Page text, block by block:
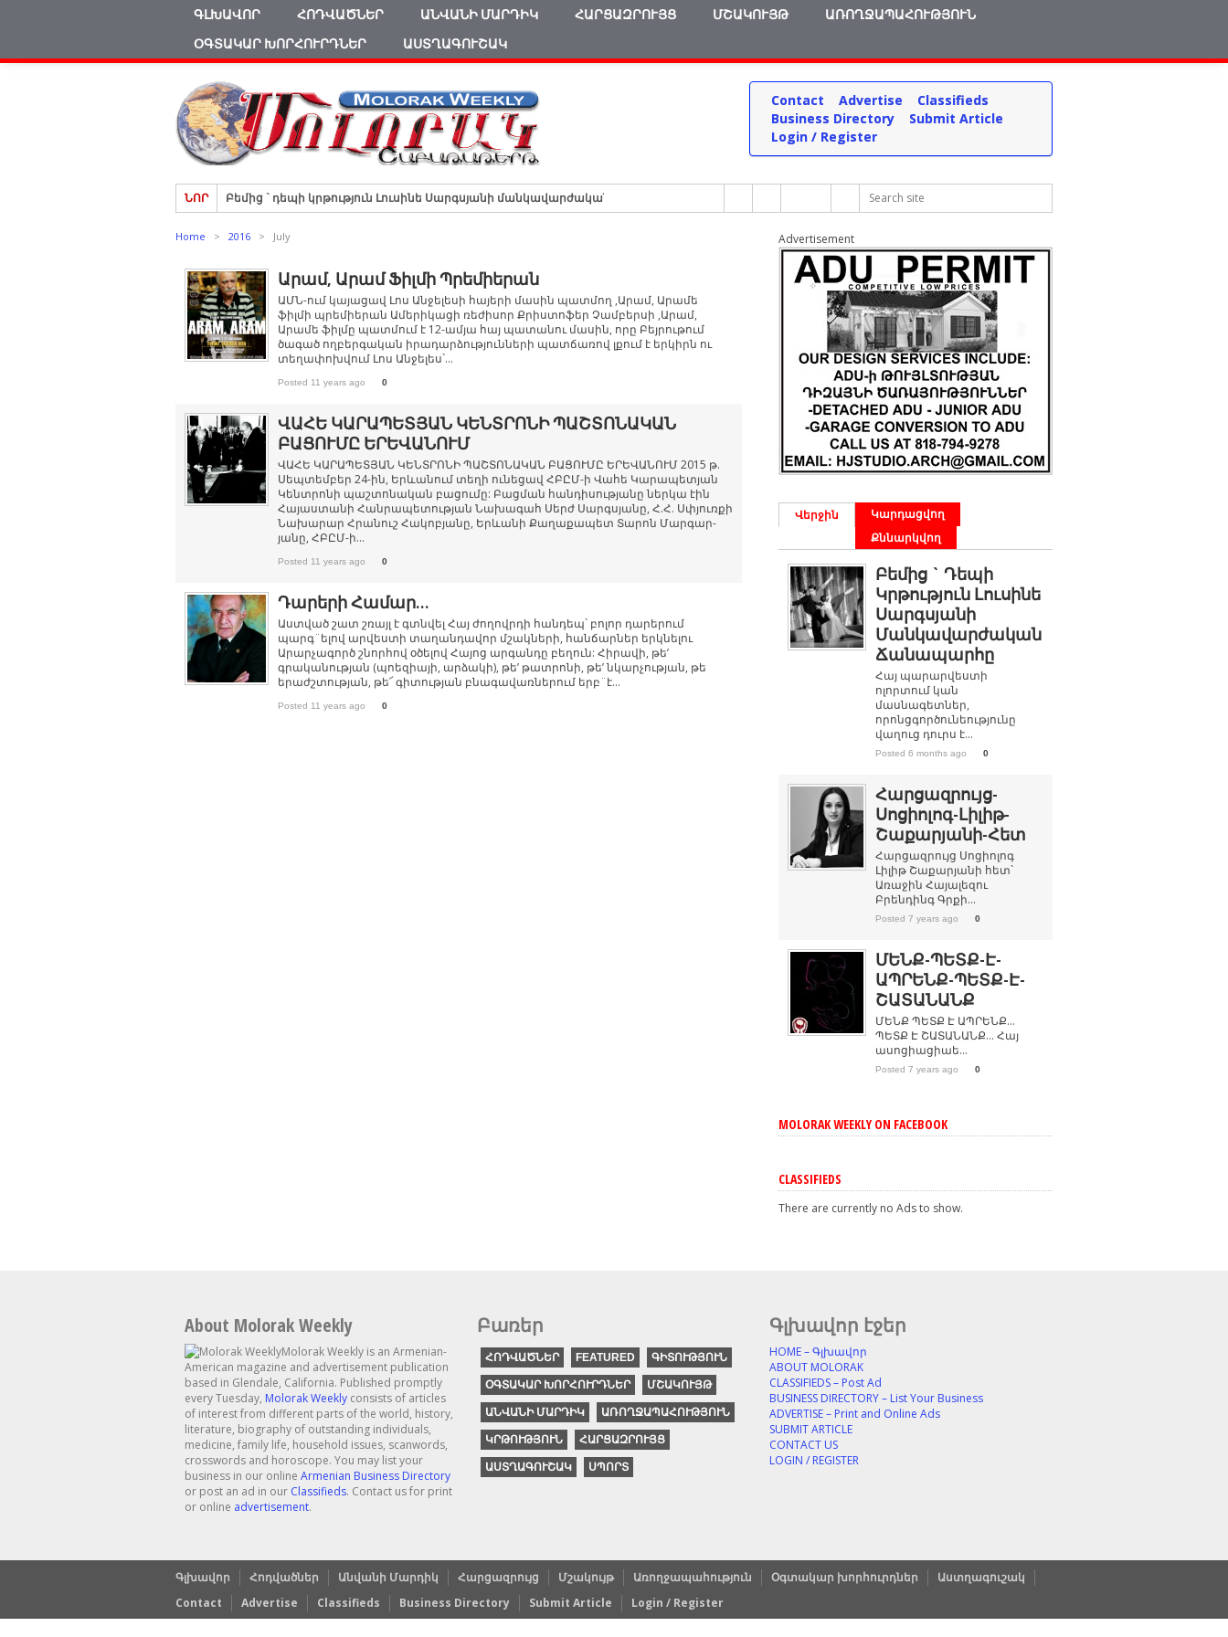
ԳԼԽԱՎՈՐ ՀՈԴՎԱԾՆԵՐ ԱՆՎԱՆԻ ՄԱՐԴԻԿ ՀԱՐՑԱԶՐՈՒՅՑ ՄՇԱԿՈՒՅԹ
ԱՌՈՂՋԱՊԱՀՈՒԹՅՈՒՆ
ՕԳՏԱԿԱՐ ԽՈՐՀՈՒՐԴՆԵՐ
ԱՍՏՂԱԳՈՒՇԱԿ
Contact Advertise
Classifieds
Business Directory
Submit Article
Login / Register
ՆՈՐ
Բեմից ` դեպի կրթություն Լուսինե Սարգսյանի մանկավարժական ճանապարհը
ՄԵՆՔ-ՊԵՏՔ-Է-ԱՊՐԵՆՔ-ՊԵՏՔ-Է-ՇԱՏԱՆԱՆՔ
ՀԱՐՑԱԶՐՈՒՅՑ ՎԱՀԵ ԿԱՐԱՊԵՏՅԱՆԻ ՀԵՏ
5 պատճառ, թե ինչու է սուրճ խմելն օգտակար
XX դարի ամենաաղմկահարույց մահափորձերը
Home > 2016 > July
Արամ, Արամ Ֆիլմի Պրեմիերան
ԱՄՆ-ում կայացավ Լոս Անջելեսի հայերի մասին պատմող ,Արամ, Արամե
ֆիլմի պրեմիերան Ամերիկացի ռեժիսոր Քրիստոֆեր Չամբերսի ,Արամ,
Արամե ֆիլմը պատմում է 12-ամյա հայ պատանու մասին, որը Բեյրութում
ծագած ողբերգական իրադարձությունների պատճառով լքում է երկիրն ու
տեղափոխվում Լոս Անջելես`...
Posted 11 years ago 0
ՎԱՀԵ ԿԱՐԱՊԵՏՅԱՆ ԿԵՆՏՐՈՆԻ ՊԱՇՏՈՆԱԿԱՆ
ԲԱՑՈՒՄԸ ԵՐԵՎԱՆՈՒՄ
ՎԱՀԵ ԿԱՐԱՊԵՏՅԱՆ ԿԵՆՏՐՈՆԻ ՊԱՇՏՈՆԱԿԱՆ ԲԱՑՈՒՄԸ ԵՐԵՎԱՆՈՒՄ 2015 թ.
Սեպտեմբեր 24-ին, Երևանում տեղի ունեցավ ՀԲԸՄ-ի Վահե Կարապետյան
Կենտրոնի պաշտոնական բացումը: Բացման հանդիսությանը ներկա էին
Հայաստանի Հանրապետության Նախագահ Սերժ Սարգսյանը, Հ.Հ. Սփյուռքի
Նախարար Հրանուշ Հակոբյանը, Երևանի Քաղաքապետ Տարոն Մարգար-
յանը, ՀԲԸՄ-ի...
Posted 11 years ago 0
Դարերի Համար…
Աստված շատ շռայլ է գտնվել Հայ ժողովրդի հանդեպ` բոլոր դարերում
պարգ¨ելով արվեստի տաղանդավոր մշակների, հանճարներ երկնելու
Արարչագործ շնորհով օծելով Հայոց արգանդը բեղուն: Հիրավի, թե’
գրականության (պոեզիայի, արձակի), թե’ թատրոնի, թե’ նկարչության, թե
երաժշտության, թե՜ գիտության բնագավառներում երբ¨է...
Posted 11 years ago 0
Advertisement
Վերջին
Կարդացվող
Քննարկվող
Բեմից ` Դեպի
Կրթություն Լուսինե
Սարգսյանի
Մանկավարժական
Ճանապարհը
Հայ պարարվեստի
ոլորտում կան
մասնագետներ,
որոնցգործունեությունը
վաղուց դուրս է...
Posted 6 months ago 0
Հարցազրույց-
Սոցիոլոգ-Լիլիթ-
Շաքարյանի-Հետ
Հարցազրույց Սոցիոլոգ
Լիլիթ Շաքարյանի հետ`
Առաջին Հայալեզու
Բրենդինգ Գրքի...
Posted 7 years ago 0
ՄԵՆՔ-ՊԵՏՔ-Է-
ԱՊՐԵՆՔ-ՊԵՏՔ-Է-
ՇԱՏԱՆԱՆՔ
ՄԵՆՔ ՊԵՏՔ Է ԱՊՐԵՆՔ…
ՊԵՏՔ Է ՇԱՏԱՆԱՆՔ… Հայ
ասոցիացիաե...
Posted 7 years ago 0
MOLORAK WEEKLY ON FACEBOOK
CLASSIFIEDS
There are currently no Ads to show.
About Molorak Weekly
Molorak Weekly is an Armenian-
American magazine and advertisement publication
based in Glendale, California. Published promptly
every Tuesday, Molorak Weekly consists of articles
of interest from different parts of the world, history,
literature, biography of outstanding individuals,
medicine, family life, household issues, scanwords,
crosswords and horoscope. You may list your
business in our online Armenian Business Directory
or post an ad in our Classifieds. Contact us for print
or online advertisement.
Բառեր
ՀՈԴՎԱԾՆԵՐ FEATURED ԳԻՏՈՒԹՅՈՒՆ
ՕԳՏԱԿԱՐ ԽՈՐՀՈՒՐԴՆԵՐ ՄՇԱԿՈՒՅԹ
ԱՆՎԱՆԻ ՄԱՐԴԻԿ ԱՌՈՂՋԱՊԱՀՈՒԹՅՈՒՆ
ԿՐԹՈՒԹՅՈՒՆ ՀԱՐՑԱԶՐՈՒՅՑ
ԱՍՏՂԱԳՈՒՇԱԿ ՍՊՈՐՏ
Գլխավոր էջեր
HOME – Գլխավոր
ABOUT MOLORAK
CLASSIFIEDS – Post Ad
BUSINESS DIRECTORY – List Your Business
ADVERTISE – Print and Online Ads
SUBMIT ARTICLE
CONTACT US
LOGIN / REGISTER
Գլխավոր Հոդվածներ Անվանի Մարդիկ Հարցազրույց Մշակույթ Առողջապահություն Օգտակար խորհուրդներ
Աստղագուշակ
Contact
Advertise Classifieds Business Directory Submit Article Login / Register